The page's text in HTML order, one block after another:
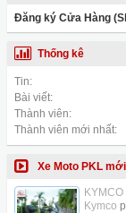
Đăng ký Cửa Hàng
Thống kê
Tin:
Bài viết:
Thành viên:
Thành viên mới nhất:
Xe Moto PKL
Kymco